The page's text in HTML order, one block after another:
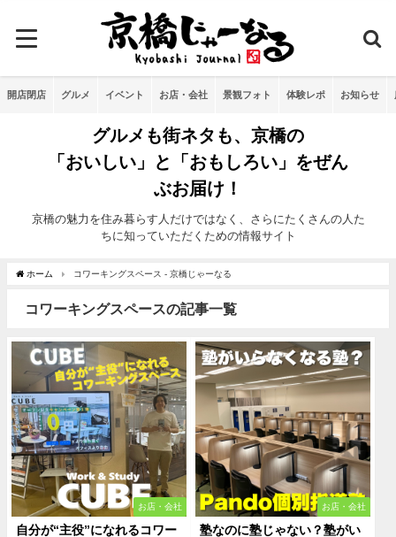
開店閉店 グルメ イベント お店・会社 景観フォト 体験レポ お知らせ
グルメも街ネタも、京橋の
「おいしい」と「おもしろい」をぜん
ぶお届け！
京橋の魅力を住み暮らす人だけではなく、さらにたくさんの人た
ちに知っていただくための情報サイト
ホーム コワーキングスペース - 京橋じゃーなる
コワーキングスペースの記事一覧
お店・会社
自分が“主役”になれるコワー
お店・会社
塾なのに塾じゃない？塾がい